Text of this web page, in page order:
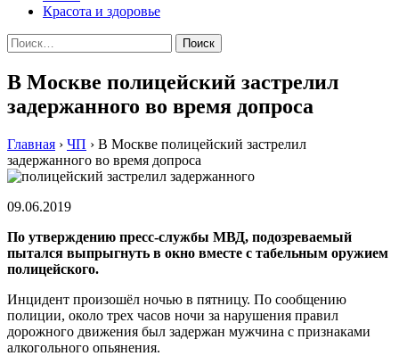
Красота и здоровье
Найти:
В Москве полицейский застрелил
задержанного во время допроса
Главная › ЧП › В Москве полицейский застрелил
задержанного во время допроса
09.06.2019
По утверждению пресс-службы МВД, подозреваемый
пытался выпрыгнуть в окно вместе с табельным оружием
полицейского.
Инцидент произошёл ночью в пятницу. По сообщению
полиции, около трех часов ночи за нарушения правил
дорожного движения был задержан мужчина с признаками
алкогольного опьянения.